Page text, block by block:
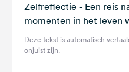
Zelfreflectie - Een reis naar
momenten in het leven
Deze tekst is automatisch
onjuist zijn.